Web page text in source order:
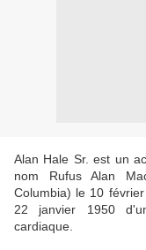
Alan Hale Sr. est un
nom Rufus Alan
Columbia) le 10
22 janvier 1950
cardiaque.